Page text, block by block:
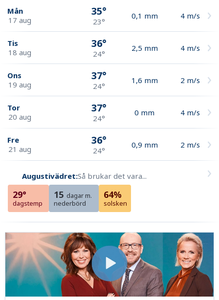
Mån
17 aug
35°
23°
0,1 mm 4 m/s
Tis
18 aug
36°
24°
2,5 mm 4 m/s
Ons
19 aug
37°
24°
1,6 mm 2 m/s
Tor
20 aug
37°
24°
0 mm 4 m/s
Fre
21 aug
36°
24°
0,9 mm 2 m/s
Augustivädret:Så brukar det vara...
29°
dagstemp
15 dagar m.
nederbörd
64%
solsken